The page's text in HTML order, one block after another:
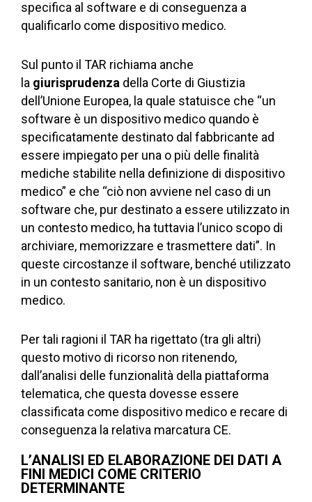
specifica al software e di conseguenza a
qualificarlo come dispositivo medico.
Sul punto il TAR richiama anche
la giurisprudenza della Corte di Giustizia
dell’Unione Europea, la quale statuisce che “un
software è un dispositivo medico quando è
specificatamente destinato dal fabbricante ad
essere impiegato per una o più delle finalità
mediche stabilite nella definizione di dispositivo
medico” e che “ciò non avviene nel caso di un
software che, pur destinato a essere utilizzato in
un contesto medico, ha tuttavia l’unico scopo di
archiviare, memorizzare e trasmettere dati”. In
queste circostanze il software, benché utilizzato
in un contesto sanitario, non è un dispositivo
medico.
Per tali ragioni il TAR ha rigettato (tra gli altri)
questo motivo di ricorso non ritenendo,
dall’analisi delle funzionalità della piattaforma
telematica, che questa dovesse essere
classificata come dispositivo medico e recare di
conseguenza la relativa marcatura CE.
L’ANALISI ED ELABORAZIONE DEI DATI A
FINI MEDICI COME CRITERIO
DETERMINANTE